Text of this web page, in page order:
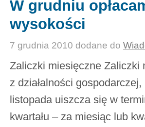
W grudniu
wysokości
7 grudnia 2010 dodane do
Zaliczki miesięczne Zaliczki
z działalności
listopada uiszcza się w
kwartału – za miesiąc lub